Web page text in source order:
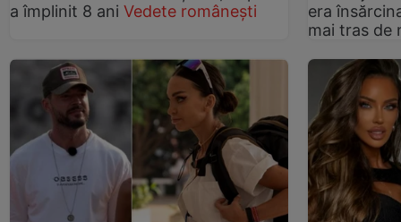
a împlinit 8 ani Vedete românești
era
mai tras de